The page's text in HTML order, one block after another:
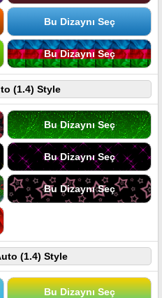
Bu Dizaynı Seç
Bu Dizaynı Seç
(1.4) Style
Bu Dizaynı Seç
Bu Dizaynı Seç
Bu Dizaynı Seç
(1.4) Style
Bu Dizaynı Seç